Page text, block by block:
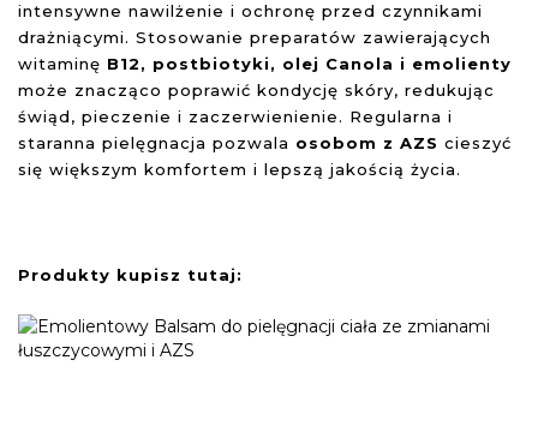
intensywne nawilżenie i ochronę przed czynnikami
drażniącymi. Stosowanie preparatów zawierających
witaminę B12, postbiotyki, olej Canola i emolienty
może znacząco poprawić kondycję skóry, redukując
świąd, pieczenie i zaczerwienienie. Regularna i
staranna pielęgnacja pozwala osobom z AZS cieszyć
się większym komfortem i lepszą jakością życia.
Produkty kupisz tutaj: